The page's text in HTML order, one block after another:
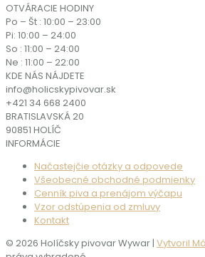
OTVÁRACIE HODINY
Po – Št : 10:00 – 23:00
Pi: 10:00 – 24:00
So : 11:00 – 24:00
Ne : 11:00 – 22:00
KDE NÁS NÁJDETE
info@holicskypivovar.sk
+421 34 668 2400
BRATISLAVSKÁ 20
90851 HOLÍČ
INFORMÁCIE
Načastejčie otázky a odpovede
Všeobecné obchodné podmienky
Cenník piva a prenájom výčapu
Vzor odstúpenia od zmluvy
Kontakt
© 2026 Holíčsky pivovar Wywar | Vytvoril